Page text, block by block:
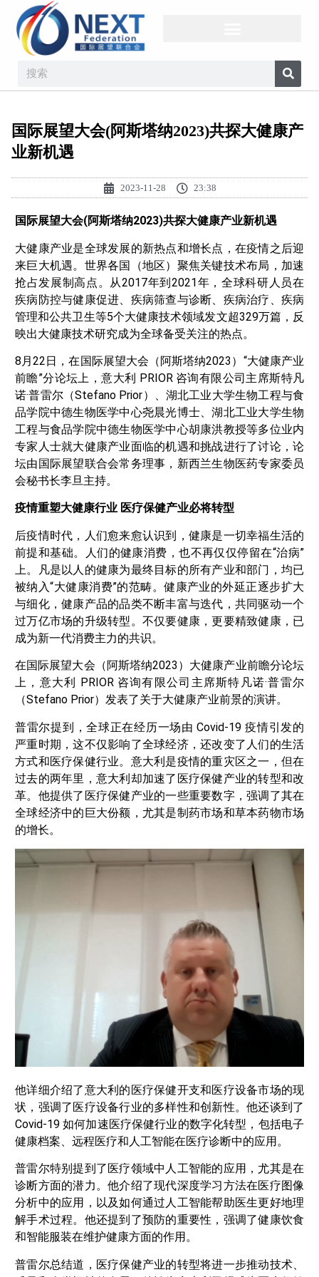
国际展望大会(阿斯塔纳2023)共探大健康产
业新机遇
2023-11-28 23:38
国际展望大会(阿斯塔纳2023)共探大健康产业新机遇
大健康产业是全球发展的新热点和增长点，在疫情之后迎
来巨大机遇。世界各国（地区）聚焦关键技术布局，加速
抢占发展制高点。从2017年到2021年，全球科研人员在
疾病防控与健康促进、疾病筛查与诊断、疾病治疗、疾病
管理和公共卫生等5个大健康技术领域发文超329万篇，反
映出大健康技术研究成为全球备受关注的热点。
8月22日，在国际展望大会（阿斯塔纳2023）“大健康产业
前瞻”分论坛上，意大利 PRIOR 咨询有限公司主席斯特凡
诺·普雷尔（Stefano Prior）、湖北工业大学生物工程与食
品学院中德生物医学中心尧晨光博士、湖北工业大学生物
工程与食品学院中德生物医学中心胡康洪教授等多位业内
专家人士就大健康产业面临的机遇和挑战进行了讨论，论
坛由国际展望联合会常务理事，新西兰生物医药专家委员
会秘书长李旦主持。
疫情重塑大健康行业 医疗保健产业必将转型
后疫情时代，人们愈来愈认识到，健康是一切幸福生活的
前提和基础。人们的健康消费，也不再仅仅停留在“治病”
上。凡是以人的健康为最终目标的所有产业和部门，均已
被纳入“大健康消费”的范畴。健康产业的外延正逐步扩大
与细化，健康产品的品类不断丰富与迭代，共同驱动一个
过万亿市场的升级转型。不仅要健康，更要精致健康，已
成为新一代消费主力的共识。
在国际展望大会（阿斯塔纳2023）大健康产业前瞻分论坛
上，意大利 PRIOR 咨询有限公司主席斯特凡诺·普雷尔
（Stefano Prior）发表了关于大健康产业前景的演讲。
普雷尔提到，全球正在经历一场由 Covid-19 疫情引发的
严重时期，这不仅影响了全球经济，还改变了人们的生活
方式和医疗保健行业。意大利是疫情的重灾区之一，但在
过去的两年里，意大利却加速了医疗保健产业的转型和改
革。他提供了医疗保健产业的一些重要数字，强调了其在
全球经济中的巨大份额，尤其是制药市场和草本药物市场
的增长。
他详细介绍了意大利的医疗保健开支和医疗设备市场的现
状，强调了医疗设备行业的多样性和创新性。他还谈到了
Covid-19 如何加速医疗保健行业的数字化转型，包括电子
健康档案、远程医疗和人工智能在医疗诊断中的应用。
普雷尔特别提到了医疗领域中人工智能的应用，尤其是在
诊断方面的潜力。他介绍了现代深度学习方法在医疗图像
分析中的应用，以及如何通过人工智能帮助医生更好地理
解手术过程。他还提到了预防的重要性，强调了健康饮食
和智能服装在维护健康方面的作用。
普雷尔总结道，医疗保健产业的转型将进一步推动技术、